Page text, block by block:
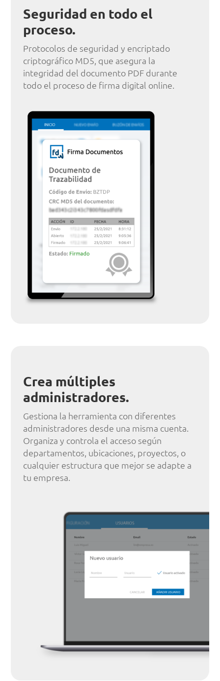
Seguridad en todo el
proceso.
Protocolos de seguridad y encriptado
criptográfico MD5, que asegura la
integridad del documento PDF durante
todo el proceso de firma digital online.
Crea múltiples
administradores.
Gestiona la herramienta con diferentes
administradores desde una misma cuenta.
Organiza y controla el acceso según
departamentos, ubicaciones, proyectos, o
cualquier estructura que mejor se adapte a
tu empresa.